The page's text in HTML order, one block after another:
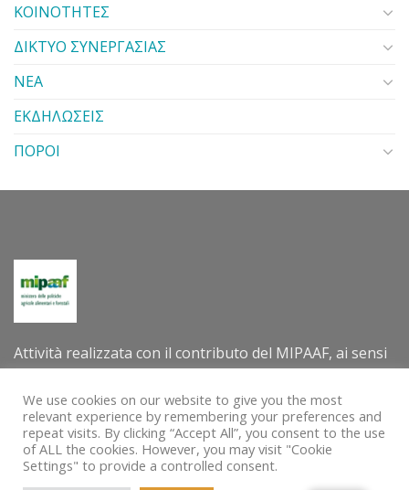
ΚΟΙΝΟΤΗΤΕΣ
ΔΙΚΤΥΟ ΣΥΝΕΡΓΑΣΙΑΣ
ΝΕΑ
ΕΚΔΗΛΩΣΕΙΣ
ΠΟΡΟΙ
Attività realizzata con il contributo del MIPAAF, ai sensi
Criteri e modalità per la concessione di contributi per la
valorizzazione internazionale delle tradizioni e delle
pratiche agro-alimentari e agro-silvo-pastorali quali
patrimoni immateriali dell’umanità dell’UNESCO.
We use cookies on our website to give you the most
relevant experience by remembering your preferences and
repeat visits. By clicking “Accept All”, you consent to the use
of ALL the cookies. However, you may visit "Cookie
Settings" to provide a controlled consent.